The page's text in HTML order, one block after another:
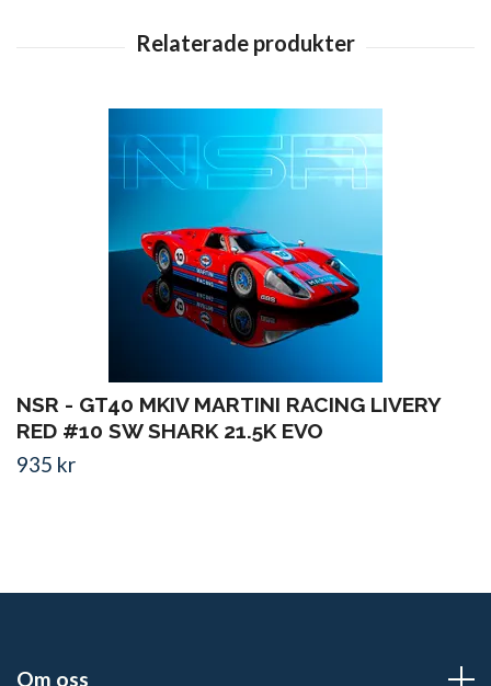
NSR - GT40 MKIV MARTINI RACING LIVERY
RED #10 SW SHARK 21.5K EVO
935 kr
Om oss